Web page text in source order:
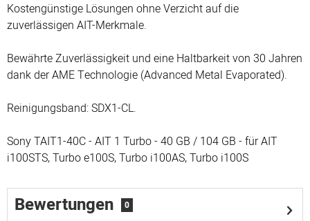
Kostengünstige Lösungen ohne Verzicht auf die
zuverlässigen AIT-Merkmale.
Bewährte Zuverlässigkeit und eine Haltbarkeit von 30 Jahren
dank der AME Technologie (Advanced Metal Evaporated).
Reinigungsband: SDX1-CL.
Sony TAIT1-40C - AIT 1 Turbo - 40 GB / 104 GB - für AIT
i100STS, Turbo e100S, Turbo i100AS, Turbo i100S
Bewertungen 0